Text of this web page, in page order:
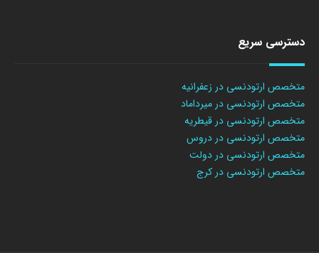
دسترسی سریع
متخصص ارتودنسی در زعفرانیه
متخصص ارتودنسی در میرداماد
متخصص ارتودنسی در قیطریه
متخصص ارتودنسی در دروس
متخصص ارتودنسی در دولت
متخصص ارتودنسی در کرج